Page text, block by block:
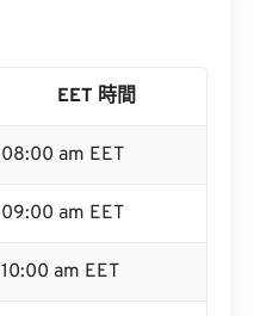
EET 時間
08:00 am EET
09:00 am EET
10:00 am EET